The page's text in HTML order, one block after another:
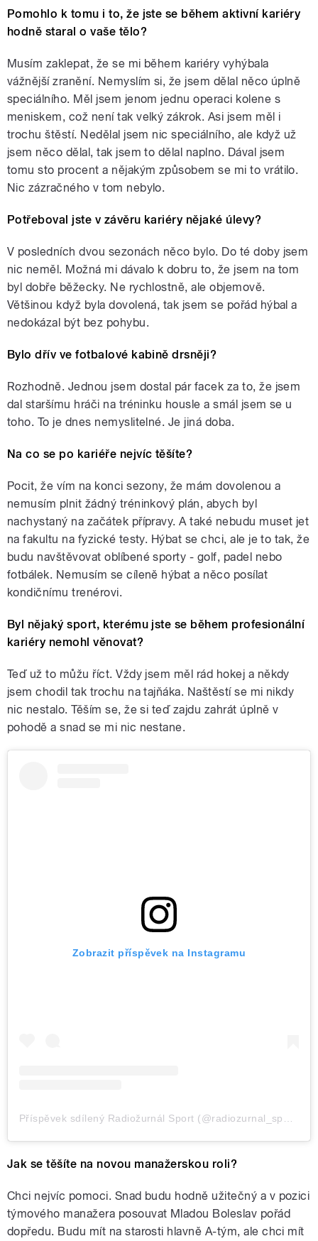
Pomohlo k tomu i to, že jste se během aktivní kariéry
hodně staral o vaše tělo?
Musím zaklepat, že se mi během kariéry vyhýbala
vážnější zranění. Nemyslím si, že jsem dělal něco úplně
speciálního. Měl jsem jenom jednu operaci kolene s
meniskem, což není tak velký zákrok. Asi jsem měl i
trochu štěstí. Nedělal jsem nic speciálního, ale když už
jsem něco dělal, tak jsem to dělal naplno. Dával jsem
tomu sto procent a nějakým způsobem se mi to vrátilo.
Nic zázračného v tom nebylo.
Potřeboval jste v závěru kariéry nějaké úlevy?
V posledních dvou sezonách něco bylo. Do té doby jsem
nic neměl. Možná mi dávalo k dobru to, že jsem na tom
byl dobře běžecky. Ne rychlostně, ale objemově.
Většinou když byla dovolená, tak jsem se pořád hýbal a
nedokázal být bez pohybu.
Bylo dřív ve fotbalové kabině drsněji?
Rozhodně. Jednou jsem dostal pár facek za to, že jsem
dal staršímu hráči na tréninku housle a smál jsem se u
toho. To je dnes nemyslitelné. Je jiná doba.
Na co se po kariéře nejvíc těšíte?
Pocit, že vím na konci sezony, že mám dovolenou a
nemusím plnit žádný tréninkový plán, abych byl
nachystaný na začátek přípravy. A také nebudu muset jet
na fakultu na fyzické testy. Hýbat se chci, ale je to tak, že
budu navštěvovat oblíbené sporty - golf, padel nebo
fotbálek. Nemusím se cíleně hýbat a něco posílat
kondičnímu trenérovi.
Byl nějaký sport, kterému jste se během profesionální
kariéry nemohl věnovat?
Teď už to můžu říct. Vždy jsem měl rád hokej a někdy
jsem chodil tak trochu na tajňáka. Naštěstí se mi nikdy
nic nestalo. Těším se, že si teď zajdu zahrát úplně v
pohodě a snad se mi nic nestane.
Zobrazit příspěvek na Instagramu
Jak se těšíte na novou manažerskou roli?
Chci nejvíc pomoci. Snad budu hodně užitečný a v pozici
týmového manažera posouvat Mladou Boleslav pořád
dopředu. Budu mít na starosti hlavně A-tým, ale chci mít